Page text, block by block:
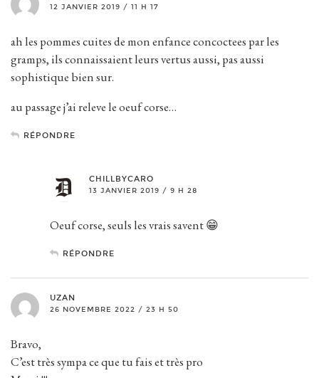
12 JANVIER 2019 / 11 H 17
ah les pommes cuites de mon enfance concoctees par les
gramps, ils connaissaient leurs vertus aussi, pas aussi
sophistique bien sur.
au passage j’ai releve le oeuf corse…
RÉPONDRE
CHILLBYCARO
13 JANVIER 2019 / 9 H 28
Oeuf corse, seuls les vrais savent 😁
RÉPONDRE
UZAN
26 NOVEMBRE 2022 / 23 H 50
Bravo,
C’est très sympa ce que tu fais et très pro